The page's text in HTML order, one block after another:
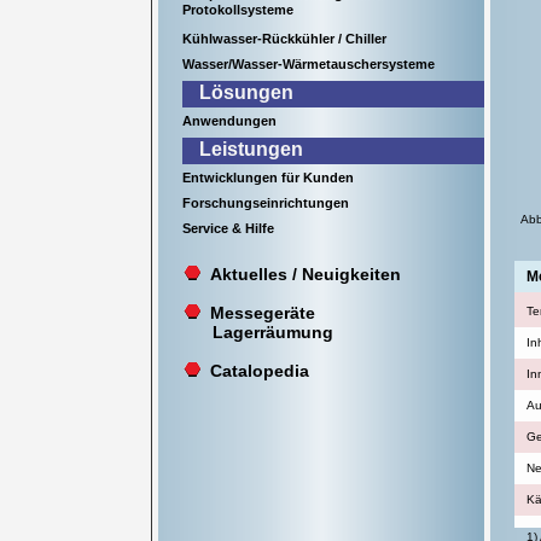
Protokollsysteme
Kühlwasser-Rückkühler / Chiller
Wasser/Wasser-Wärmetauschersysteme
Lösungen
Anwendungen
Leistungen
Entwicklungen für Kunden
Forschungseinrichtungen
Service & Hilfe
Aktuelles / Neuigkeiten
Messegeräte
Lagerräumung
Catalopedia
1)